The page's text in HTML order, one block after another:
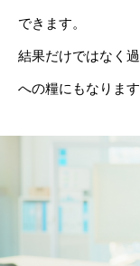
カタチに残す｜探究
TWICE PLANの
スキルで探究
その他の探究
できます。
結果だけではなく
への糧にもなります